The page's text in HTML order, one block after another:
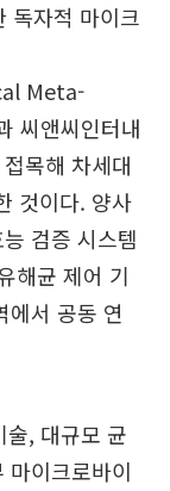
독자적 마이크
Meta-
씨앤씨인터내
목해 차세대
것이다. 양사
검증 시스템
해균 제어 기
에서 공동 연
술, 대규모 균
마이크로바이